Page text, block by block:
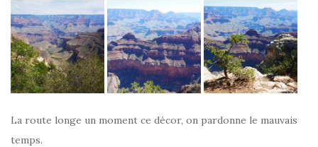
La route longe un moment ce décor, on pardonne le mauvais
temps.